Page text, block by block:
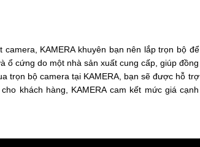
KAMERA khuyên bạn nên lắp trọn bộ để
ổ cứng do một nhà sản xuất cung cấp, giúp đồng
trọn bộ camera tại KAMERA, bạn sẽ được hỗ trợ
khách hàng, KAMERA cam kết mức giá cạnh